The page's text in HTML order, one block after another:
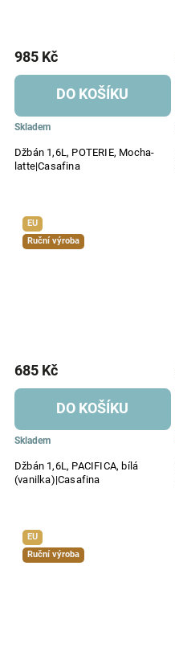
Džbán 1,6L, POTERIE, Mocha-
latte|Casafina
Skladem
985 Kč
DO KOŠÍKU
EU
Ruční výroba
Džbán 1,6L, PACIFICA, bílá
(vanilka)|Casafina
Skladem
685 Kč
DO KOŠÍKU
EU
Ruční výroba